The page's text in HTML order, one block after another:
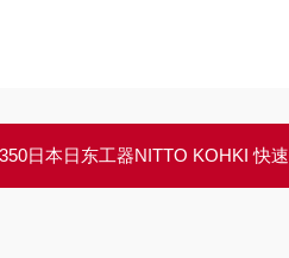
350日本日东工器NITTO KOHKI 快速接头